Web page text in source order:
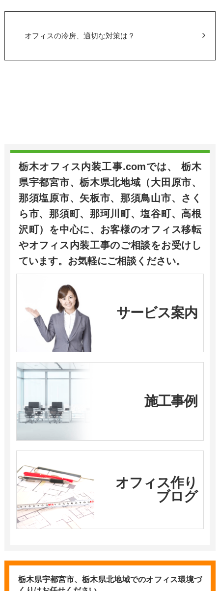
オフィスの冷房、適切な対策は？
栃木オフィス内装工事.comでは、 栃木
県宇都宮市、栃木県北地域（大田原市、
那須塩原市、矢板市、那須鳥山市、さく
ら市、那須町、那珂川町、塩谷町、高根
沢町）を中心に、お客様のオフィス移転
やオフィス内装工事のご相談をお受けし
ています。お気軽にご相談ください。
サービス案内
施工事例
オフィス作り
ブログ
栃木県宇都宮市、栃木県北地域でのオフィス環境づ